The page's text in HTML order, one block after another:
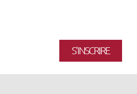
S'INSCRIRE